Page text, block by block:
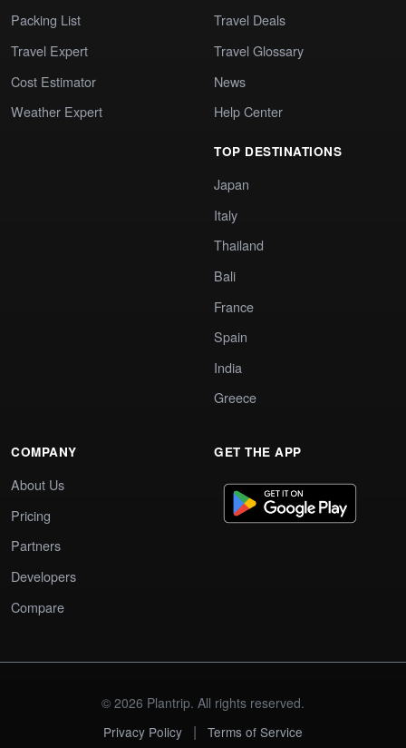
Packing List
Travel Expert
Cost Estimator
Weather Expert
Travel Deals
Travel Glossary
News
Help Center
TOP DESTINATIONS
Japan
Italy
Thailand
Bali
France
Spain
India
Greece
COMPANY
About Us
Pricing
Partners
Developers
Compare
GET THE APP
© 2026 Plantrip. All rights reserved.
Privacy Policy
| Terms of Service